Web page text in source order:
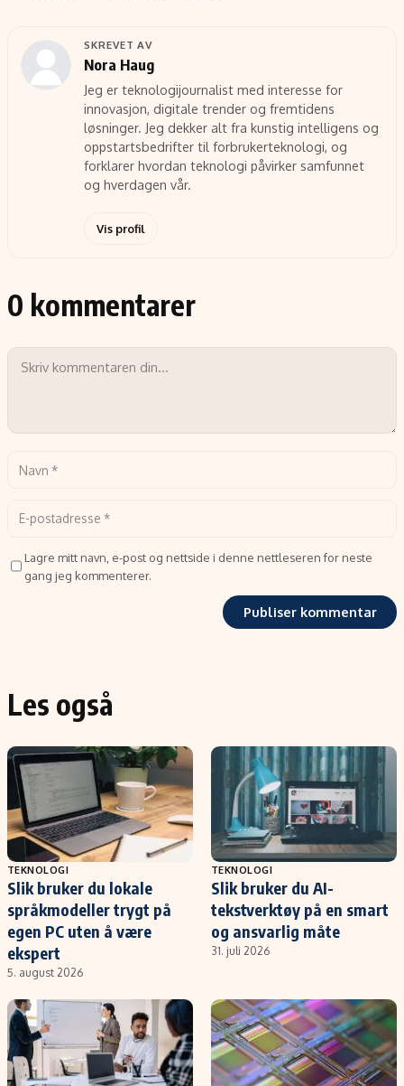
SKREVET AV
Nora Haug
Jeg er teknologijournalist med interesse for
innovasjon, digitale trender og fremtidens
løsninger. Jeg dekker alt fra kunstig intelligens og
oppstartsbedrifter til forbrukerteknologi, og
forklarer hvordan teknologi påvirker samfunnet
og hverdagen vår.
Vis profil
0 kommentarer
Lagre mitt navn, e-post og nettside i denne nettleseren for neste
gang jeg kommenterer.
Les også
TEKNOLOGI
Slik bruker du lokale
språkmodeller trygt på
egen PC uten å være
ekspert
5. august 2026
TEKNOLOGI
Slik bruker du AI-
tekstverktøy på en smart
og ansvarlig måte
31. juli 2026